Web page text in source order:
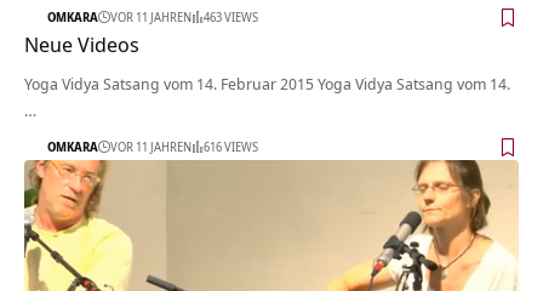
OMKARA VOR 11 JAHREN 463 VIEWS
Neue Videos
Yoga Vidya Satsang vom 14. Februar 2015 Yoga Vidya Satsang vom 14.
…
OMKARA VOR 11 JAHREN 616 VIEWS